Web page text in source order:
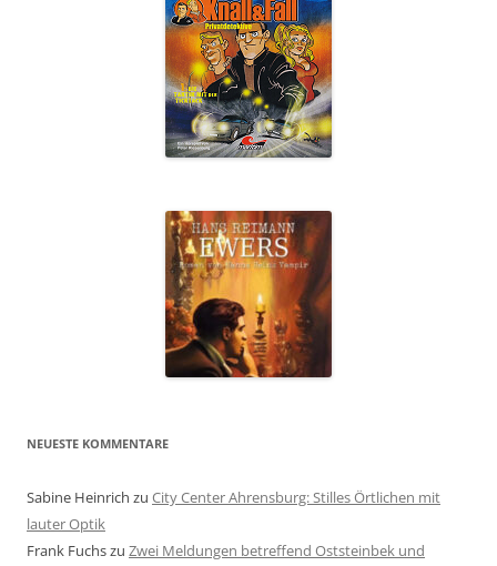
NEUESTE KOMMENTARE
Sabine Heinrich zu City Center Ahrensburg: Stilles Örtlichen mit
lauter Optik
Frank Fuchszu Zwei Meldungen betreffend Oststeinbek und